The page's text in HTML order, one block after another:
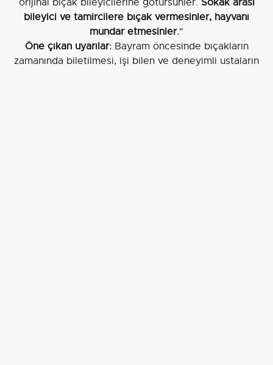
bileyici ve tamircilere bıçak vermesinler, hayvanı
mundar etmesinler."
Öne çıkan uyarılar:Bayram öncesinde bıçakların
zamanında biletilmesi, işi bilen ve deneyimli ustaların